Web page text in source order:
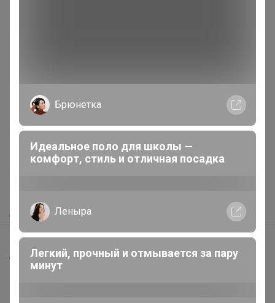
Реклама
Как здесь все устроено?
Доставка
Шоурумы
Торговые марки
Брюнетка
Идеальное поло для школы —
комфорт, стиль и отличная посадка
Леныра
Легкий, прочный и отмывается за пару
минут